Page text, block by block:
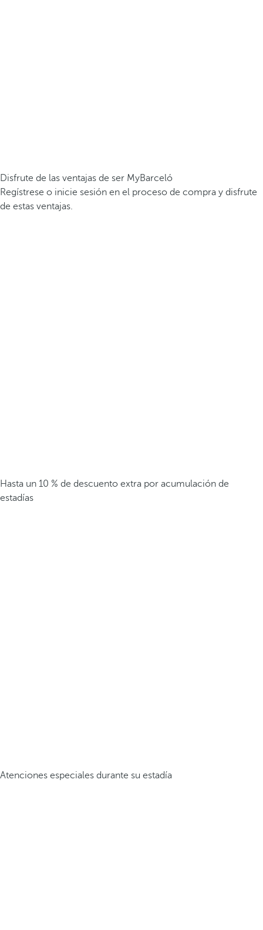
Disfrute de las ventajas de ser MyBarceló
Regístrese o inicie sesión en el proceso de compra y disfrute
de estas ventajas.
Hasta un 10 % de descuento extra por acumulación de
estadías
Atenciones especiales durante su estadía